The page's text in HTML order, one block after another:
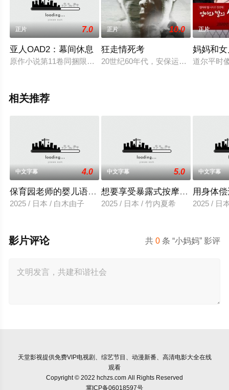
正片 7.0
亚人OAD2：幕间休息
原作小说第11卷同捆限定版，收录日常生活的番外篇。
正片 10.0
狂走情死考
20世纪60年代，安保运动如火如荼
正片
妈妈和
道尔平时
相关推荐
中文字幕 4.0
保育园老师的婴儿语让人超兴奋
2025 / 日本 / 白木由子
中文字幕 5.0
想要享受暴露式按摩的已婚女子
2025 / 日本 / 竹内夏希
中文字幕
用身体
2025 / 日
共0 条 “小妈妈” 影评
影片评论
天堂影视提供免费VIP电视剧、综艺节目、动漫新番、高清电影大全在线
观看
Copyright © 2022 hchzs.com All Rights Reserved
冀ICP备06018597号